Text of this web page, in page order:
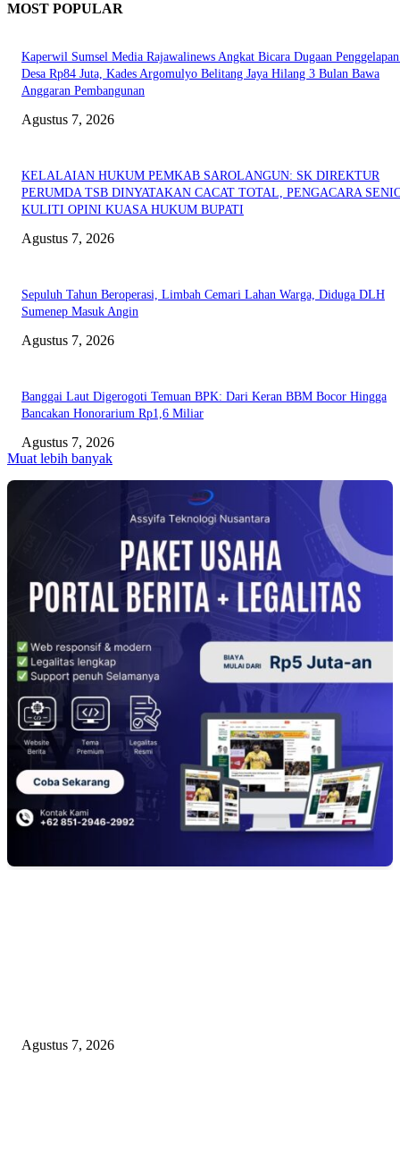
MOST POPULAR
Kaperwil Sumsel Media Rajawalinews Angkat Bicara Dugaan
Desa Rp84 Juta, Kades Argomulyo Belitang Jaya Hilang 3 Bulan Bawa
Anggaran Pembangunan
Agustus 7, 2026
KELALAIAN HUKUM PEMKAB SAROLANGUN: SK DIREKTUR
PERUMDA TSB DINYATAKAN CACAT TOTAL, PENGACARA
KULITI OPINI KUASA HUKUM BUPATI
Agustus 7, 2026
Sepuluh Tahun Beroperasi, Limbah Cemari Lahan Warga, Diduga DLH
Sumenep Masuk Angin
Agustus 7, 2026
Banggai Laut Digerogoti Temuan BPK: Dari Keran BBM Bocor Hingga
Bancakan Honorarium Rp1,6 Miliar
Agustus 7, 2026
Muat lebih banyak
Agustus 7, 2026